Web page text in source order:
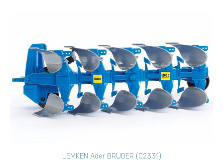
LEMKEN Ader BRUDER (02331)